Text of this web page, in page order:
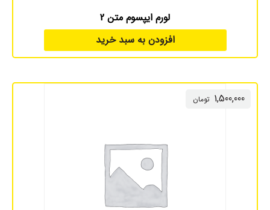
لورم ایپسوم متن 2
افزودن به سبد خرید
1,500,000 تومان